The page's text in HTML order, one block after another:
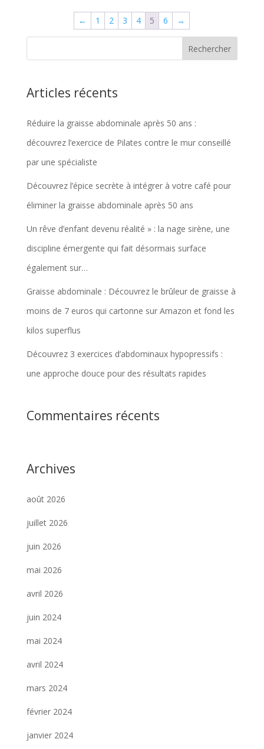
← 1 2 3 4 5 6 →
Articles récents
Réduire la graisse abdominale après 50 ans :
découvrez l’exercice de Pilates contre le mur conseillé
par une spécialiste
Découvrez l’épice secrète à intégrer à votre café pour
éliminer la graisse abdominale après 50 ans
Un rêve d’enfant devenu réalité » : la nage sirène, une
discipline émergente qui fait désormais surface
également sur…
Graisse abdominale : Découvrez le brûleur de graisse à
moins de 7 euros qui cartonne sur Amazon et fond les
kilos superflus
Découvrez 3 exercices d’abdominaux hypopressifs :
une approche douce pour des résultats rapides
Commentaires récents
Archives
août 2026
juillet 2026
juin 2026
mai 2026
avril 2026
juin 2024
mai 2024
avril 2024
mars 2024
février 2024
janvier 2024